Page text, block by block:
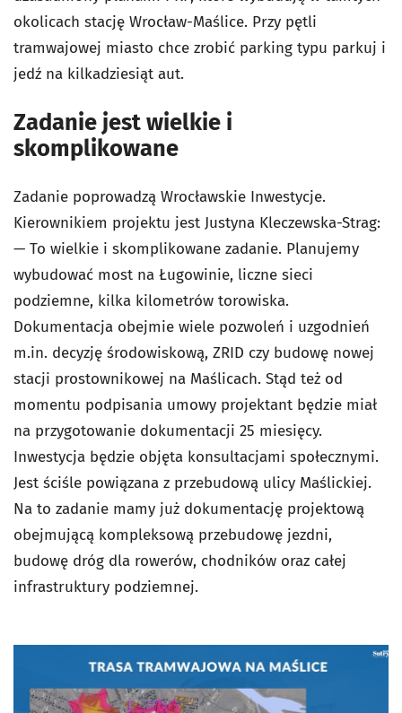
okolicach stację Wrocław-Maślice. Przy pętli
tramwajowej miasto chce zrobić parking typu parkuj i
jedź na kilkadziesiąt aut.
Zadanie jest wielkie i
skomplikowane
Zadanie poprowadzą Wrocławskie Inwestycje.
Kierownikiem projektu jest Justyna Kleczewska-Strag:
— To wielkie i skomplikowane zadanie. Planujemy
wybudować most na Ługowinie, liczne sieci
podziemne, kilka kilometrów torowiska.
Dokumentacja obejmie wiele pozwoleń i uzgodnień
m.in. decyzję środowiskową, ZRID czy budowę nowej
stacji prostownikowej na Maślicach. Stąd też od
momentu podpisania umowy projektant będzie miał
na przygotowanie dokumentacji 25 miesięcy.
Inwestycja będzie objęta konsultacjami społecznymi.
Jest ściśle powiązana z przebudową ulicy Maślickiej.
Na to zadanie mamy już dokumentację projektową
obejmującą kompleksową przebudowę jezdni,
budowę dróg dla rowerów, chodników oraz całej
infrastruktury podziemnej.